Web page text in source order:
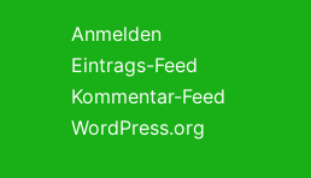
Anmelden
Eintrags-Feed
Kommentar-Feed
WordPress.org